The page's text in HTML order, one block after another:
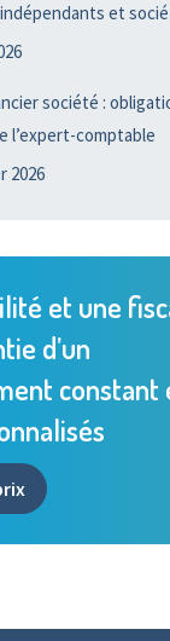
et
société :
l’expert-comptable
2026
et une
d’un
constant